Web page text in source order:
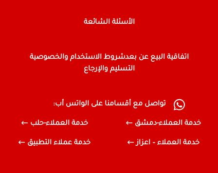
الأسئلة الشائعة
اتفاقية البيع عن بعدشروط الاستخدام والخصوصية
التسليم والإرجاع
تواصل مع أقسامنا على الواتس أب:
خدمة العملاء-دمشق خدمة العملاء-حلب
خدمة العملاء – اعزاز خدمة عملاء التطبيق